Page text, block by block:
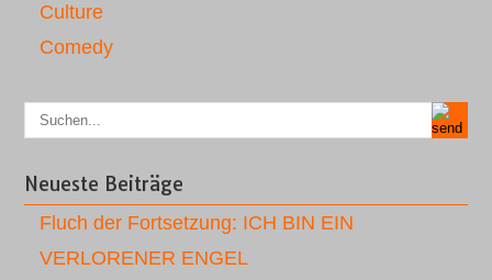
Culture
Comedy
Neueste Beiträge
Fluch der Fortsetzung: ICH BIN EIN
VERLORENER ENGEL